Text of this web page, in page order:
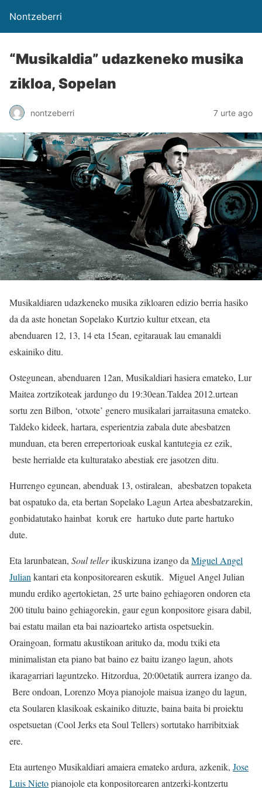
Nontzeberri
“Musikaldia” udazkeneko musika
zikloa, Sopelan
nontzeberri 7 urte ago
Musikaldiaren udazkeneko musika zikloaren edizio berria hasiko
da da aste honetan Sopelako Kurtzio kultur etxean, eta
abenduaren 12, 13, 14 eta 15ean, egitarauak lau emanaldi
eskainiko ditu.
Ostegunean, abenduaren 12an, Musikaldiari hasiera emateko, Lur
Maitea zortzikoteak jardungo du 19:30ean.Taldea 2012.urtean
sortu zen Bilbon, ‘otxote’ genero musikalari jarraitasuna emateko.
Taldeko kideek, hartara, esperientzia zabala dute abesbatzen
munduan, eta beren errepertorioak euskal kantutegia ez ezik,
beste herrialde eta kulturatako abestiak ere jasotzen ditu.
Hurrengo egunean, abenduak 13, ostiralean, abesbatzen topaketa
bat ospatuko da, eta bertan Sopelako Lagun Artea abesbatzarekin,
gonbidatutako hainbat koruk ere hartuko dute parte hartuko
dute.
Eta larunbatean, Soul tellerikuskizuna izango daMiguel Angel
Juliankantari eta konpositorearen eskutik. Miguel Angel Julian
mundu erdiko agertokietan, 25 urte baino gehiagoren ondoren eta
200 titulu baino gehiagorekin, gaur egun konpositore gisara dabil,
bai estatu mailan eta bai nazioarteko artista ospetsuekin.
Oraingoan, formatu akustikoan arituko da, modu txiki eta
minimalistan eta piano bat baino ez baitu izango lagun, ahots
ikaragarriari laguntzeko. Hitzordua, 20:00etatik aurrera izango da.
Bere ondoan, Lorenzo Moya pianojole maisua izango du lagun,
eta Soularen klasikoak eskainiko dituzte, baina baita bi proiektu
ospe­tsuetan (Cool Jerks eta Soul Tellers) sortutako harribitxiak
ere.
Eta aurtengo Musikaldiari amaiera emateko ardura, azkenik, Jose
Luis Nietopianojole eta konpositorearen antzerki-kontzertu